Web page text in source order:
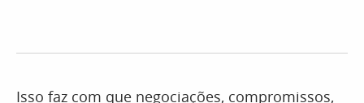
Isso faz com que negociações, compromissos,